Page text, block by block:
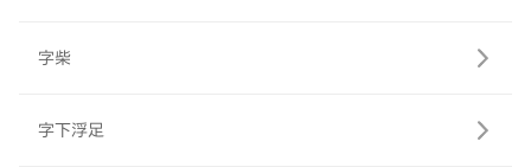
字柴
字下浮足